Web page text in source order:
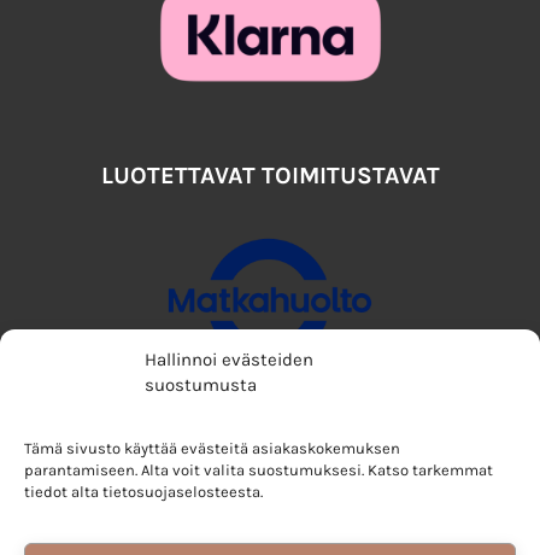
Hallinnoi evästeiden
suostumusta
Tämä sivusto käyttää evästeitä asiakaskokemuksen
parantamiseen. Alta voit valita suostumuksesi. Katso tarkemmat
tiedot alta tietosuojaselosteesta.
LUOTETTAVAT TOIMITUSTAVAT